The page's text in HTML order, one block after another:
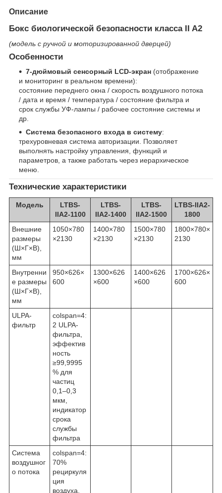
Описание
Бокс биологической безопасности класса II A2
(модель с ручной и моторизированной дверцей)
Особенности
7-дюймовый сенсорный LCD-экран (отображение
и мониторинг в реальном времени):
состояние переднего окна / скорость воздушного потока
/ дата и время / температура / состояние фильтра и
срок службы УФ-лампы / рабочее состояние системы и
др.
Система безопасного входа в систему:
трехуровневая система авторизации. Позволяет
выполнять настройку управления, функций и
параметров, а также работать через иерархическое
меню.
Технические характеристики
Модель
LTBS-
IIA2-1100
LTBS-
IIA2-1400
LTBS-
IIA2-1500
LTBS-IIA2-
1800
Внешние
размеры
(Ш×Г×В),
мм
1050×780
×2130
1400×780
×2130
1500×780
×2130
1800×780×
2130
Внутренни
е размеры
(Ш×Г×В),
мм
950×626×
600
1300×626
×600
1400×626
×600
1700×626×
600
ULPA-
фильтр
colspan=4:
2 ULPA-
фильтра,
эффектив
ность
≥99,9995
% для
частиц
0,1–0,3
мкм,
индикатор
срока
службы
фильтра
Система
воздушног
о потока
colspan=4:
70%
рециркуля
ция
воздуха,